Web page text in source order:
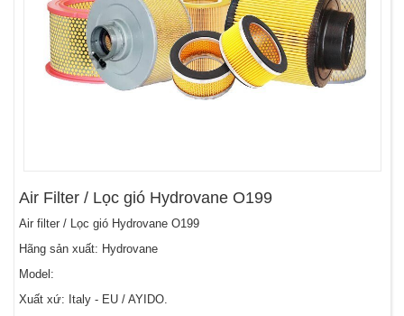
Air Filter / Lọc gió Hydrovane O199
Air filter / Lọc gió Hydrovane O199
Hãng sản xuất: Hydrovane
Model:
Xuất xứ: Italy - EU / AYIDO.